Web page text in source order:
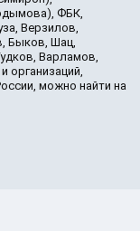
ФБК,
Верзилов,
Быков, Шац,
Варламов,
организаций,
можно найти на